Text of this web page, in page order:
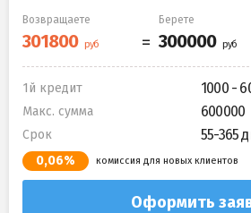
Возвращаете Берете
1й кредит 1000 -
Макс. сумма 600000
Срок 55-365
0,06% комиссия для новых клиентов
Оформить